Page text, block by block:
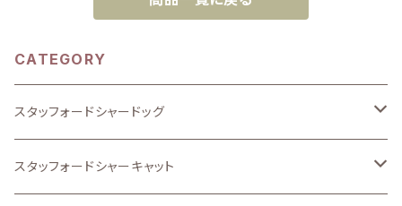
CATEGORY
スタッフォードシャードッグ
Premium
スタッフォードシャーキャット